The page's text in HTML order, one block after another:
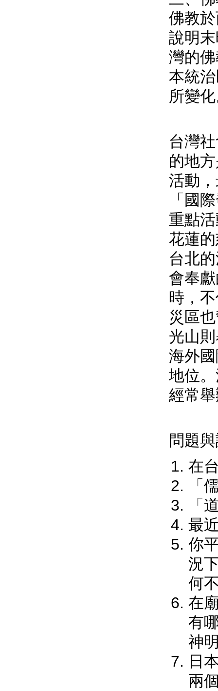
佛教
說明
灣的
本統
所變
台灣
的地
活動
「國
重點
花蓮
台北
會奉
時，
災區
光山
海外
地位
經常
問題
在
「
「
最
你
況
何
在
有
神
日
兩